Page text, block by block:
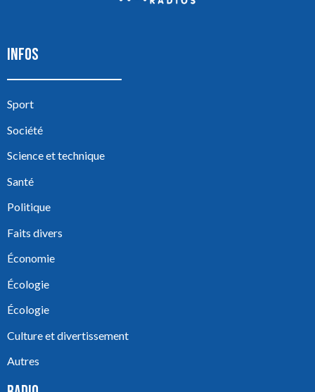
INFOS
Sport
Société
Science et technique
Santé
Politique
Faits divers
Économie
Écologie
Écologie
Culture et divertissement
Autres